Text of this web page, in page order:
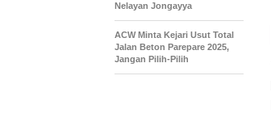
Nelayan Jongayya
ACW Minta Kejari Usut Total
Jalan Beton Parepare 2025,
Jangan Pilih-Pilih